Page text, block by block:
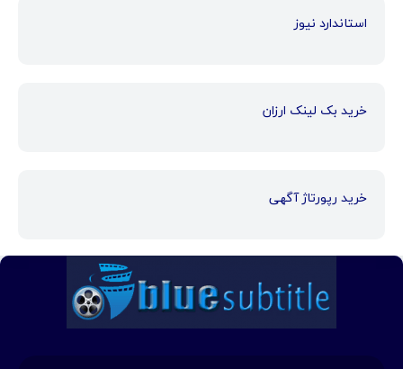
استاندارد نیوز
خرید بک لینک ارزان
خرید رپورتاژ آگهی